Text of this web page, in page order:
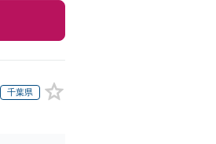
千葉県